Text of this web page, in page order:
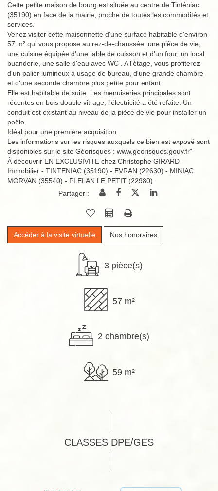
Cette petite maison de bourg est située au centre de Tinténiac
(35190) en face de la mairie, proche de toutes les commodités et
services.
Venez visiter cette maisonnette d'une surface habitable d'environ
57 m² qui vous propose au rez-de-chaussée, une pièce de vie,
une cuisine équipée d'une table de cuisson et d'un four, un local
buanderie, une salle d'eau avec WC . A l'étage, vous profiterez
d'un palier lumineux à usage de bureau, d'une grande chambre
et d'une seconde chambre plus petite pour enfant.
Elle est habitable de suite. Les menuiseries principales sont
récentes en bois double vitrage, l'électricité a été refaite. Un
conduit est existant au niveau de la pièce de vie pour installer un
poêle.
Idéal pour une première acquisition.
Les informations sur les risques auxquels ce bien est exposé sont
disponibles sur le site Géorisques : www.georisques.gouv.fr"
À découvrir EN EXCLUSIVITE chez Christophe GIRARD
Immobilier - TINTENIAC (35190) - EVRAN (22630) - MINIAC
MORVAN (35540) - PLELAN LE PETIT (22980).
Partager :
Accéder à la visite virtuelle Nos honoraires
3 pièce(s)
57 m²
2 chambre(s)
59 m²
CLASSES DPE/GES